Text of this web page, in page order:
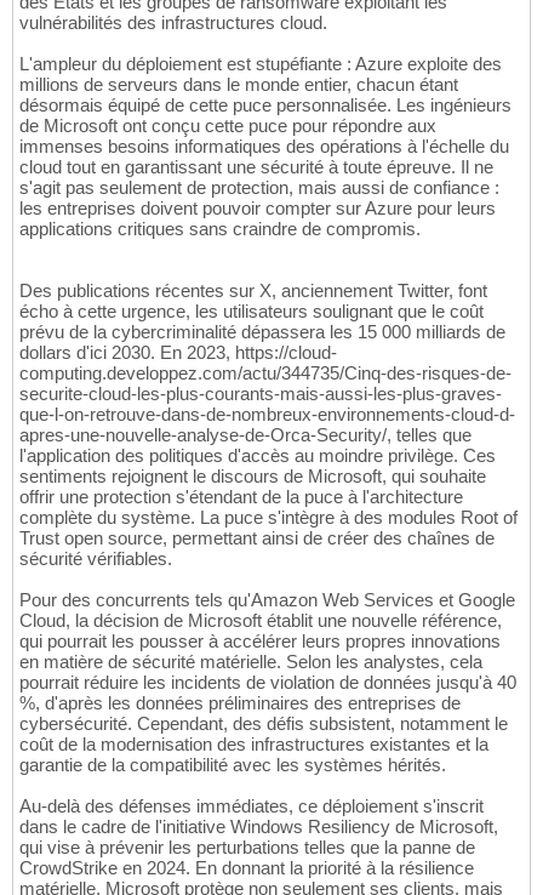
vulnérabilités des infrastructures cloud.
L'ampleur du déploiement est stupéfiante : Azure exploite des
millions de serveurs dans le monde entier, chacun étant
désormais équipé de cette puce personnalisée. Les ingénieurs
de Microsoft ont conçu cette puce pour répondre aux
immenses besoins informatiques des opérations à l'échelle du
cloud tout en garantissant une sécurité à toute épreuve. Il ne
s'agit pas seulement de protection, mais aussi de confiance :
les entreprises doivent pouvoir compter sur Azure pour leurs
applications critiques sans craindre de compromis.
Des publications récentes sur X, anciennement Twitter, font
écho à cette urgence, les utilisateurs soulignant que le coût
prévu de la cybercriminalité dépassera les 15 000 milliards de
dollars d'ici 2030. En 2023, https://cloud-
computing.developpez.com/actu/344735/Cinq-des-risques-de-
securite-cloud-les-plus-courants-mais-aussi-les-plus-graves-
que-l-on-retrouve-dans-de-nombreux-environnements-cloud-d-
apres-une-nouvelle-analyse-de-Orca-Security/, telles que
l'application des politiques d'accès au moindre privilège. Ces
sentiments rejoignent le discours de Microsoft, qui souhaite
offrir une protection s'étendant de la puce à l'architecture
complète du système. La puce s'intègre à des modules Root of
Trust open source, permettant ainsi de créer des chaînes de
sécurité vérifiables.
Pour des concurrents tels qu'Amazon Web Services et Google
Cloud, la décision de Microsoft établit une nouvelle référence,
qui pourrait les pousser à accélérer leurs propres innovations
en matière de sécurité matérielle. Selon les analystes, cela
pourrait réduire les incidents de violation de données jusqu'à 40
%, d'après les données préliminaires des entreprises de
cybersécurité. Cependant, des défis subsistent, notamment le
coût de la modernisation des infrastructures existantes et la
garantie de la compatibilité avec les systèmes hérités.
Au-delà des défenses immédiates, ce déploiement s'inscrit
dans le cadre de l'initiative Windows Resiliency de Microsoft,
qui vise à prévenir les perturbations telles que la panne de
CrowdStrike en 2024. En donnant la priorité à la résilience
matérielle, Microsoft protège non seulement ses clients, mais